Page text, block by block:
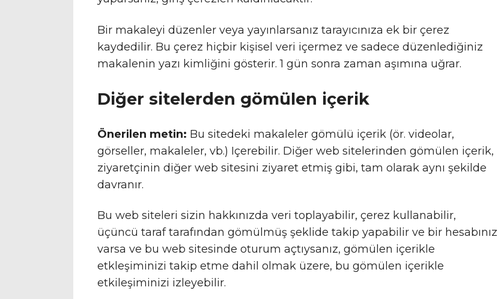
Bir makaleyi düzenler veya yayınlarsanız tarayıcınıza ek bir çerez
kaydedilir. Bu çerez hiçbir kişisel veri içermez ve sadece düzenlediğiniz
makalenin yazı kimliğini gösterir. 1 gün sonra zaman aşımına uğrar.
Diğer sitelerden gömülen içerik
Önerilen metin: Bu sitedeki makaleler gömülü içerik (ör. videolar,
görseller, makaleler, vb.) Içerebilir. Diğer web sitelerinden gömülen içerik,
ziyaretçinin diğer web sitesini ziyaret etmiş gibi, tam olarak aynı şekilde
davranır.
Bu web siteleri sizin hakkınızda veri toplayabilir, çerez kullanabilir,
üçüncü taraf tarafından gömülmüş şeklide takip yapabilir ve bir hesabınız
varsa ve bu web sitesinde oturum açtıysanız, gömülen içerikle
etkleşiminizi takip etme dahil olmak üzere, bu gömülen içerikle
etkileşiminizi izleyebilir.